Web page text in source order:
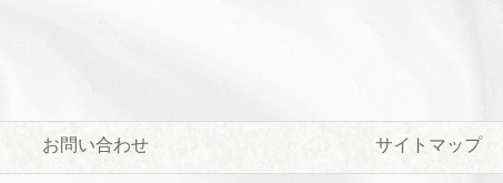
お問い合わせ サイトマップ